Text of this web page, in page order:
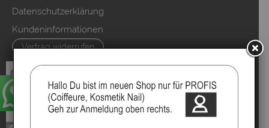
Datenschutzerklärung
Kundeninformationen
Vertrag widerrufen